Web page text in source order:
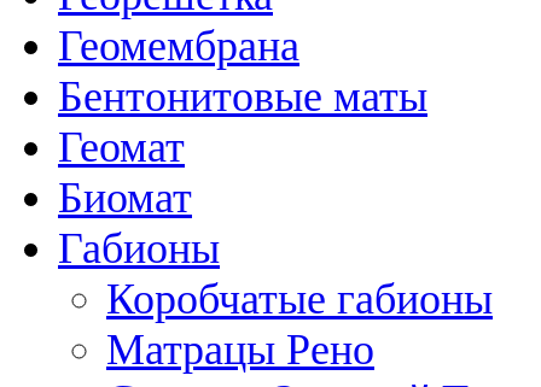
Геомембрана
Бентонитовые маты
Геомат
Биомат
Габионы
Коробчатые габионы
Матрацы Рено